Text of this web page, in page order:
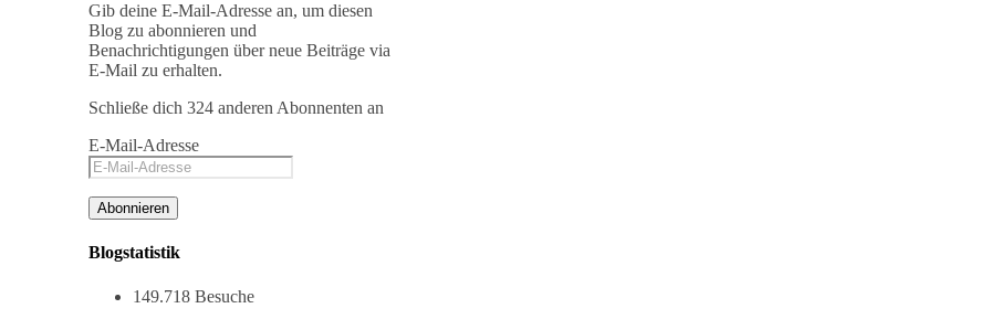
Gib deine E-Mail-Adresse an, um diesen
Blog zu abonnieren und
Benachrichtigungen über neue Beiträge via
E-Mail zu erhalten.
Schließe dich 324 anderen Abonnenten an
E-Mail-Adresse
Abonnieren
Blogstatistik
149.718 Besuche